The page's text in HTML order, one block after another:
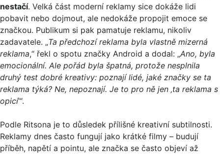
nestačí. Velká část moderní reklamy sice dokáže lidi
pobavit nebo dojmout, ale nedokáže propojit emoce se
značkou. Publikum si pak pamatuje reklamu, nikoliv
zadavatele. „Ta předchozí reklama byla vlastně mizerná
reklama,“ řekl o spotu značky Android a dodal: „Ano, byla
emocionální. Ale pořád byla špatná, protože nesplnila
druhý test dobré kreativy: poznají lidé, jaké značky se ta
reklama týká? Ne, nepoznají. Je to pro ně jen ‚ta reklama s
opicí‘“.
Podle Ritsona je to důsledek přílišné kreativní subtilnosti.
Reklamy dnes často fungují jako krátké filmy – budují
příběh, napětí a pointu, ale značka se často objeví až